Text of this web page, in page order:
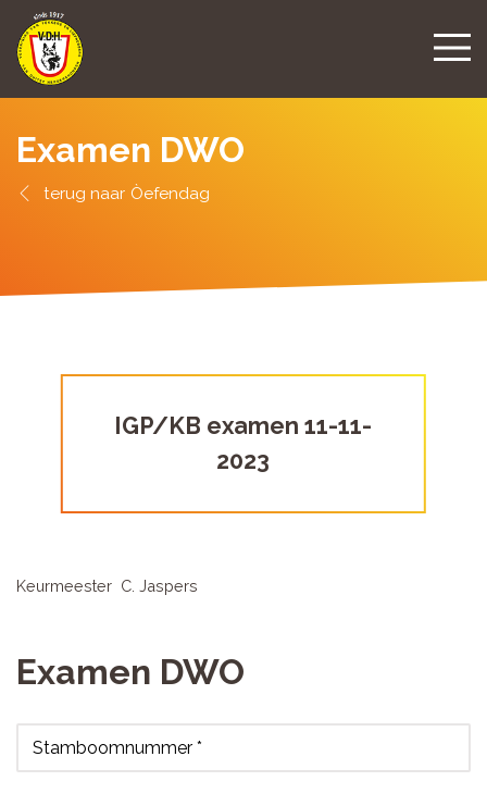
Examen DWO
Òefendag
IGP/KB examen 11-11-
2023
Keurmeester C. Jaspers
Examen DWO
Stamboomnummer *